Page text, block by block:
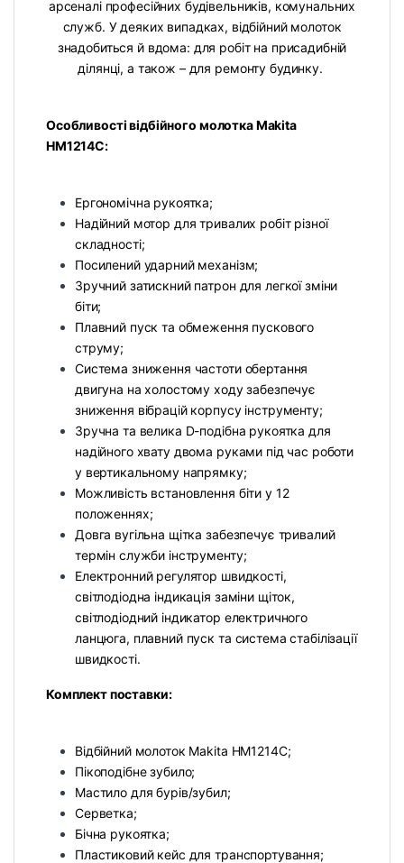
арсеналі професійних будівельників, комунальних
служб. У деяких випадках, відбійний молоток
знадобиться й вдома: для робіт на присадибній
ділянці, а також – для ремонту будинку.
Особливості відбійного молотка Makita
HM1214C:
Ергономічна рукоятка;
Надійний мотор для тривалих робіт різної
складності;
Посилений ударний механізм;
Зручний затискний патрон для легкої зміни
біти;
Плавний пуск та обмеження пускового
струму;
Система зниження частоти обертання
двигуна на холостому ходу забезпечує
зниження вібрацій корпусу інструменту;
Зручна та велика D-подібна рукоятка для
надійного хвату двома руками під час роботи
у вертикальному напрямку;
Можливість встановлення біти у 12
положеннях;
Довга вугільна щітка забезпечує тривалий
термін служби інструменту;
Електронний регулятор швидкості,
світлодіодна індикація заміни щіток,
світлодіодний індикатор електричного
ланцюга, плавний пуск та система стабілізації
швидкості.
Комплект поставки:
Відбійний молоток Makita HM1214C;
Пікоподібне зубило;
Мастило для бурів/зубил;
Серветка;
Бічна рукоятка;
Пластиковий кейс для транспортування;